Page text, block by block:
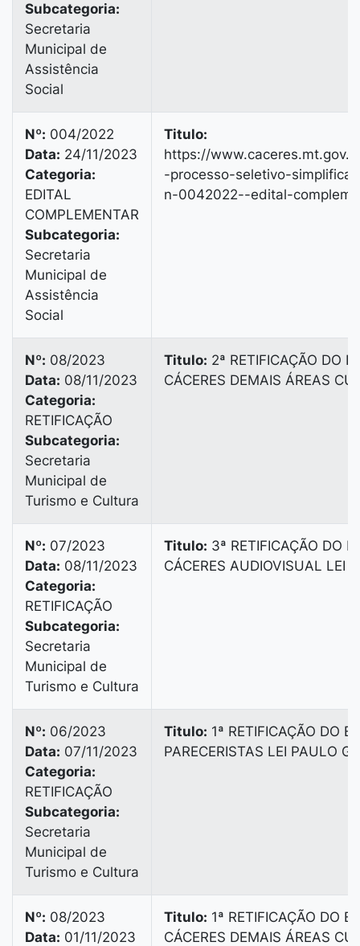
Subcategoria:
Secretaria
Municipal de
Assistência
Social
Nº: 004/2022
Data: 24/11/2023
Categoria:
EDITAL
COMPLEMENTAR
Subcategoria:
Secretaria
Municipal de
Assistência
Social
Titulo:
https://
-processo-seletivo-
n-0042022--edital-
Nº: 08/2023
Data: 08/11/2023
Categoria:
RETIFICAÇÃO
Subcategoria:
Secretaria
Municipal de
Turismo e Cultura
Titulo: 2ª RETIFICAÇÃO DO
CÁCERES DEMAIS ÁREAS
Nº: 07/2023
Data: 08/11/2023
Categoria:
RETIFICAÇÃO
Subcategoria:
Secretaria
Municipal de
Turismo e Cultura
Titulo: 3ª RETIFICAÇÃO DO
CÁCERES AUDIOVISUAL LEI
Nº: 06/2023
Data: 07/11/2023
Categoria:
RETIFICAÇÃO
Subcategoria:
Secretaria
Municipal de
Turismo e Cultura
Titulo: 1ª RETIFICAÇÃO DO
PARECERISTAS LEI PAULO
Nº: 08/2023
Data: 01/11/2023
Titulo: 1ª RETIFICAÇÃO DO
CÁCERES DEMAIS ÁREAS